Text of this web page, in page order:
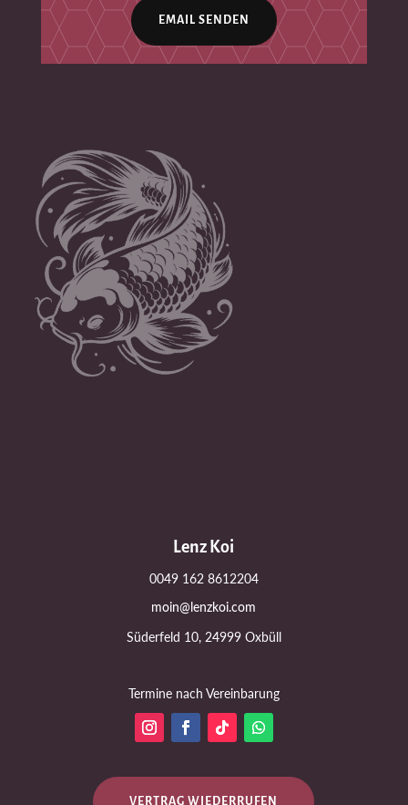
EMAIL SENDEN
Lenz Koi
0049 162 8612204
moin@lenzkoi.com
Süderfeld 10, 24999 Oxbüll
Termine nach Vereinbarung
VERTRAG WIEDERRUFEN